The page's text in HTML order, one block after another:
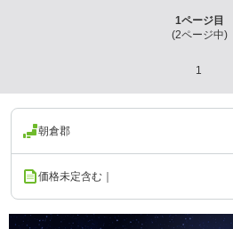
1ページ目
(2ページ中)
1
朝倉郡
価格未定含む｜